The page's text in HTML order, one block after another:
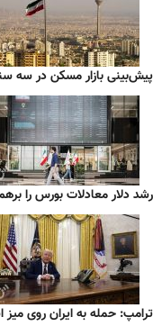
پیش‌بینی بازار مسکن در سه
رشد دلار معادلات بورس را
ترامپ: حمله به ایران روی